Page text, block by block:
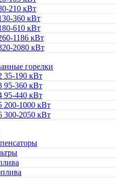
210 кВт
360 кВт
610 кВт
1186 кВт
2080 кВт
горелки
35-190 кВт
95-360 кВт
95-440 кВт
1000 кВт
2050 кВт